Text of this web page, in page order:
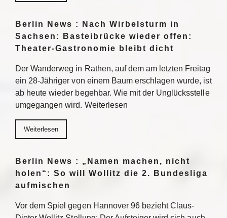
Berlin News : Nach Wirbelsturm in
Sachsen: Basteibrücke wieder offen:
Theater-Gastronomie bleibt dicht
Der Wanderweg in Rathen, auf dem am letzten Freitag
ein 28-Jähriger von einem Baum erschlagen wurde, ist
ab heute wieder begehbar. Wie mit der Unglücksstelle
umgegangen wird. Weiterlesen
Weiterlesen
Berlin News : „Namen machen, nicht
holen“: So will Wollitz die 2. Bundesliga
aufmischen
Vor dem Spiel gegen Hannover 96 bezieht Claus-